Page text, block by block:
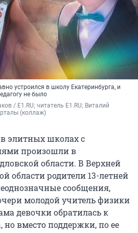
устроился в школу Екатеринбурга, и
не было
/ E1.RU; читатель E1.RU; Виталий
(коллаж)
элитных школах с
произошли в
области. В Верхней
области родители 13-летней
сообщения,
молодой учитель физики
девочки обратилась к
вместо поддержки, по ее